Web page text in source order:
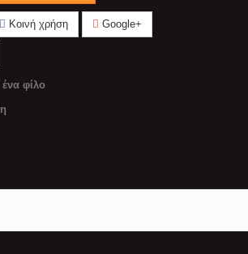
Κοινή χρήση Google+
ένα φίλο